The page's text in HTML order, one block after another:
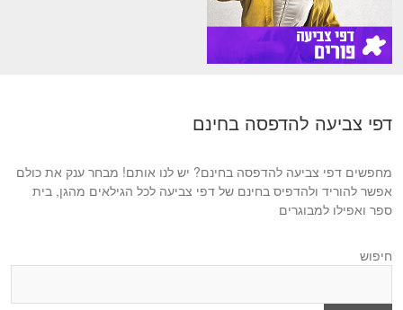
דפי צביעה להדפסה בחינם
מחפשים דפי צביעה להדפסה בחינם? יש לנו אותם! מבחר ענק את כולם
אפשר להוריד ולהדפיס בחינם של דפי צביעה לכל הגילאים מהגן, בית
ספר ואפילו למבוגרים
חיפוש